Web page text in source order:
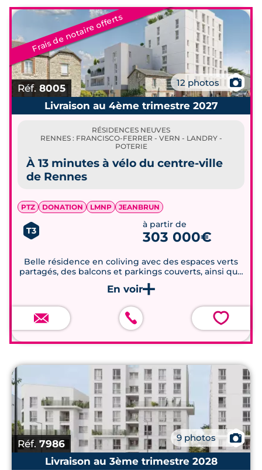
Frais de notaire offerts
Réf. 8005 12 photos
📷
Livraison au 4ème trimestre 2027
RÉSIDENCES NEUVES
RENNES : FRANCISCO-FERRER - VERN - LANDRY -
POTERIE
À 13 minutes à vélo du centre-ville
de Rennes
PTZ DONATION LMNP JEANBRUN
T3
à partir de
303 000€
Belle résidence en coliving avec des espaces verts
partagés, des balcons et parkings couverts, ainsi que
des équipements collectifs.
💗
Réf. 7986 9 photos
📷
Livraison au 3ème trimestre 2028